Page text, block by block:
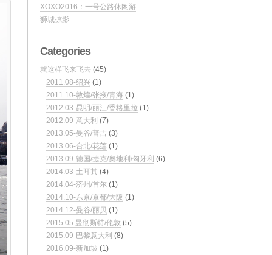
XOXO2016：一号公路休闲游
狮城掠影
Categories
就这样飞来飞去 (45)
2011.08-绍兴 (1)
2011.10-敦煌/张掖/青海 (1)
2012.03-昆明/丽江/香格里拉 (1)
2012.09-意大利 (7)
2013.05-曼谷/普吉 (3)
2013.06-台北/花莲 (1)
2013.09-德国/捷克/奥地利/匈牙利 (6)
2014.03-土耳其 (4)
2014.04-济州/首尔 (1)
2014.10-东京/京都/大阪 (1)
2014.12-曼谷/丽贝 (1)
2015.05 曼彻斯特/伦敦 (5)
2015.09-巴黎意大利 (8)
2016.09-新加坡 (1)